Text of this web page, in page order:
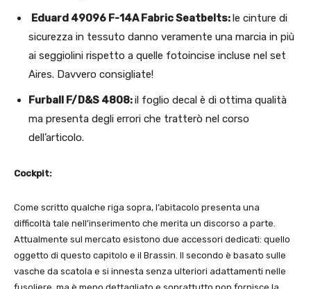
Eduard 49096 F-14A Fabric Seatbelts:le cinture di
sicurezza in tessuto danno veramente una marcia in più
ai seggiolini rispetto a quelle fotoincise incluse nel set
Aires. Davvero consigliate!
Furball F/D&S 4808:il foglio decal è di ottima qualità
ma presenta degli errori che tratterò nel corso
dell’articolo.
Cockpit:
Come scritto qualche riga sopra, l’abitacolo presenta una
difficoltà tale nell’inserimento che merita un discorso a parte.
Attualmente sul mercato esistono due accessori dedicati: quello
oggetto di questo capitolo e il Brassin. Il secondo è basato sulle
vasche da scatola e si innesta senza ulteriori adattamenti nelle